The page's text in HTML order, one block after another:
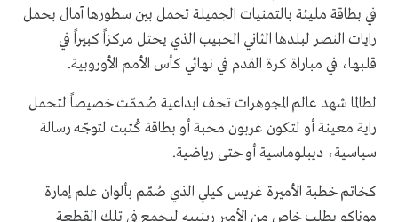
في بطاقة مليئة بالتمنيات الجميلة تحمل بين سطورها آمال بحمل
رايات النصر لبلدها الثاني الحبيب الذي يحتل مركزاً كبيراً في
قلبها، في مباراة كرة القدم في نهائي كأس الأمم الأوروبية.
لطالما شهد عالم المجوهرات تحف ابداعية صُممّت خصيصاً لتحمل
راية معينة أو لتكون عربون محبة أو بطاقة كُتبت لتوجّه رسالة
سياسية، ديبلوماسية أو حتى رياضية.
كخاتم خطبة الأميرة غريس كيلي الذي صُمّم بألوان علم إمارة
موناكو بطلب خاص من الأمير رينييه ليجمع في تلك القطعة